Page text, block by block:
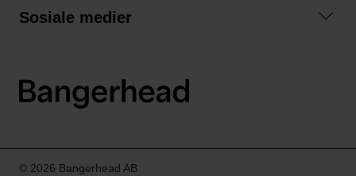
Kjøpsvilkår
Sosiale medier
LinkedIn
© 2026 Bangerhead AB